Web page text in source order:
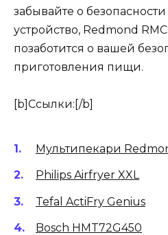
забывайте о
устройство, Redmond
позаботится о вашей
приготовления пищи.
[b]Ссылки:[/b]
Мультипекари
Philips Airfryer XXL
Tefal ActiFry Genius
Bosch HMT72G450